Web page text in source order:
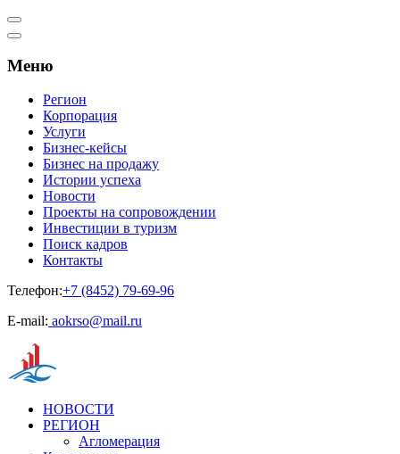
Меню
Регион
Корпорация
Услуги
Бизнес-кейсы
Бизнес на продажу
Истории успеха
Новости
Проекты на сопровождении
Инвестиции в туризм
Поиск кадров
Контакты
Телефон:+7 (8452) 79-69-96
Е-mail: aokrso@mail.ru
НОВОСТИ
РЕГИОН
Агломерация